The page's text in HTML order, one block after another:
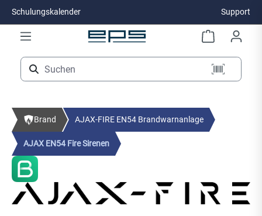
Zum Hauptinhalt springen
Schulungskalender Support
Brand AJAX-FIRE EN54 Brandwarnanlage
AJAX EN54 Fire Sirenen